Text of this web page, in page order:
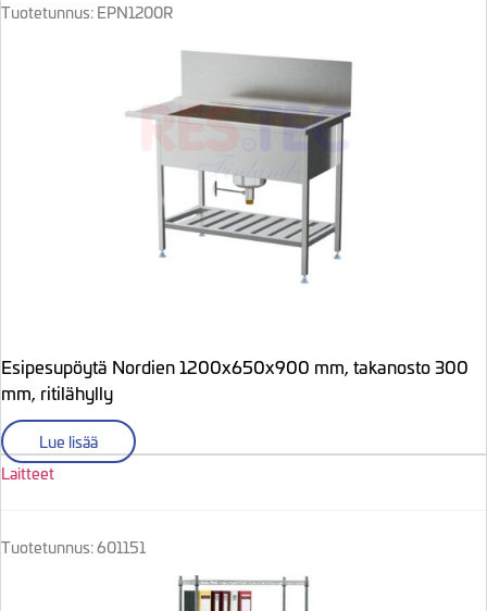
Tuotetunnus: EPN1200R
Esipesupöytä Nordien 1200x650x900 mm, takanosto 300
mm, ritilähylly
Lue lisää
Laitteet
Tuotetunnus: 601151